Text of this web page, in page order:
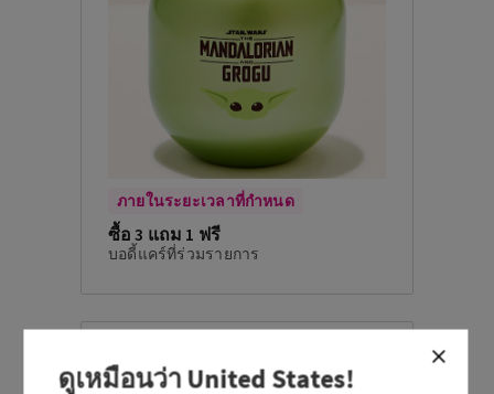
ภายในระยะเวลาที่กำหนด
ซื้อ 3 แถม 1 ฟรี
บอดี้แคร์ที่ร่วมรายการ
ดูเหมือนว่าUnited States!